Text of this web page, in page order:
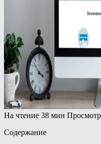
На чтение 38 мин
Содержание